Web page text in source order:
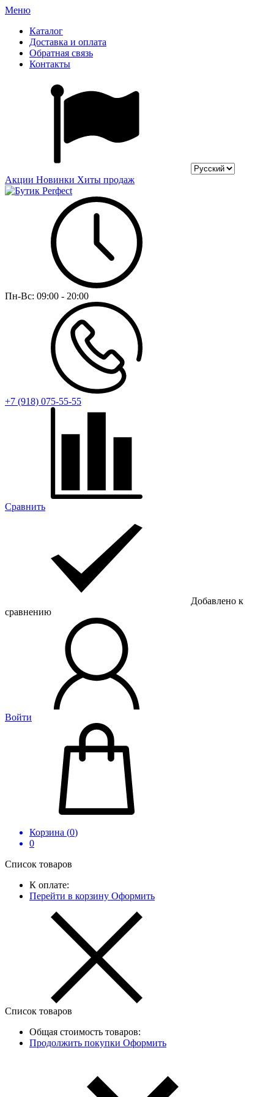
Меню
Каталог
Доставка и оплата
Обратная связь
Контакты
Акции Новинки Хиты продаж
Пн-Вс: 09:00 - 20:00
+7 (918) 075-55-55
Сравнить
Добавлено к
сравнению
Войти
Корзина (0)
0
Список товаров
К оплате:
Перейти в корзину Оформить
Список товаров
Общая стоимость товаров:
Продолжить покупки Оформить